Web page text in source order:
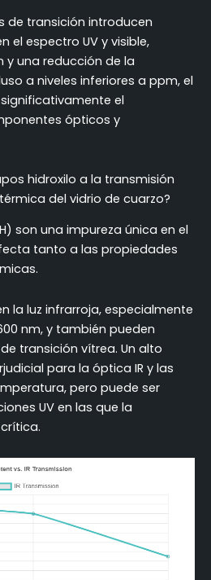
de transición introducen
el espectro UV y visible,
una reducción de la
a niveles inferiores a ppm, el
el
ópticos y
hidroxilo a la transmisión
del vidrio de cuarzo?
son una impureza única en el
tanto a las propiedades
la luz infrarroja, especialmente
nm, y también pueden
transición vítrea. Un alto
para la óptica IR y las
pero puede ser
UV en las que la